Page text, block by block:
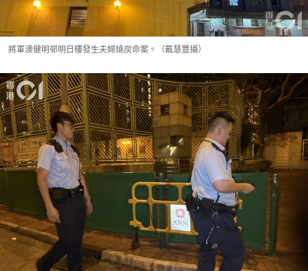
將軍澳健明邨明日樓發生夫婦燒炭命案。（戴慧豐攝）